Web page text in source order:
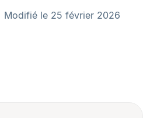
Modifié le 25 février 2026